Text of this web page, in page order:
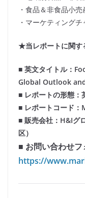
・食品＆非食品小
・マーケティング
★当レポートに関す
■ 英文タイトル：
Global Outlook
■ レポートの形態：
■ レポートコード
■ 販売会社：H&Iグ
区）
■ お問い合わせ
https://